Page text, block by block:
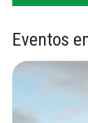
Eventos